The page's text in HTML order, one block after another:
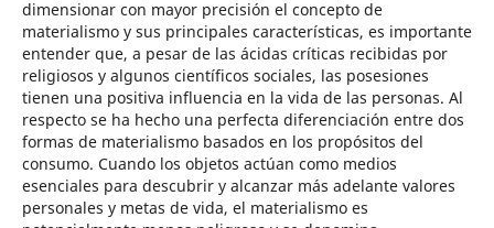
dimensionar con mayor precisión el concepto de
materialismo y sus principales características, es importante
entender que, a pesar de las ácidas críticas recibidas por
religiosos y algunos científicos sociales, las posesiones
tienen una positiva influencia en la vida de las personas. Al
respecto se ha hecho una perfecta diferenciación entre dos
formas de materialismo basados en los propósitos del
consumo. Cuando los objetos actúan como medios
esenciales para descubrir y alcanzar más adelante valores
personales y metas de vida, el materialismo es